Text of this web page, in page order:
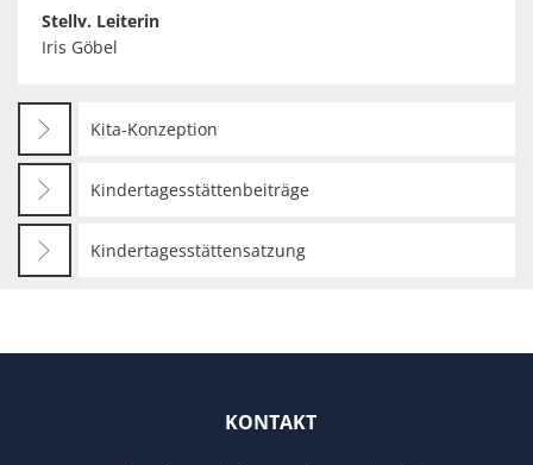
Stellv. Leiterin
Iris Göbel
Kita-Konzeption
Kindertagesstättenbeiträge
Kindertagesstättensatzung
KONTAKT